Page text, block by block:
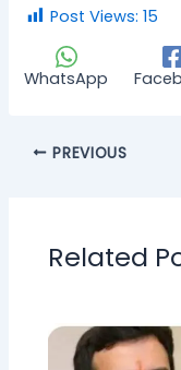
Post Views: 15
WhatsApp
PREVIOUS
Related